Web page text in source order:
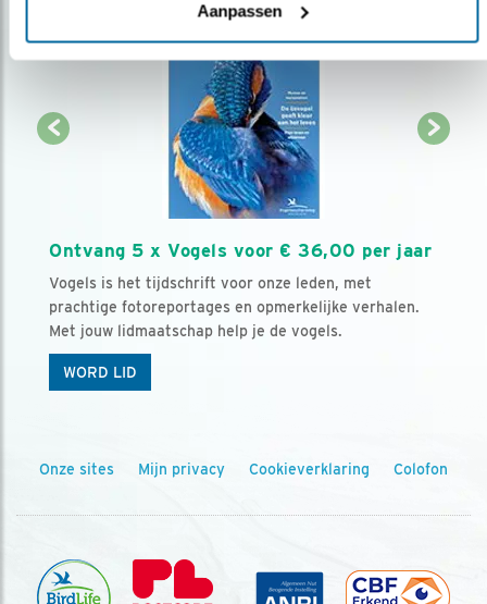
Aanpassen
Ontvang 5 x Vogels voor € 36,00 per jaar
Vogels is het tijdschrift voor onze leden, met
prachtige fotoreportages en opmerkelijke verhalen.
Met jouw lidmaatschap help je de vogels.
WORD LID
Onze sites Mijn privacy Cookieverklaring Colofon